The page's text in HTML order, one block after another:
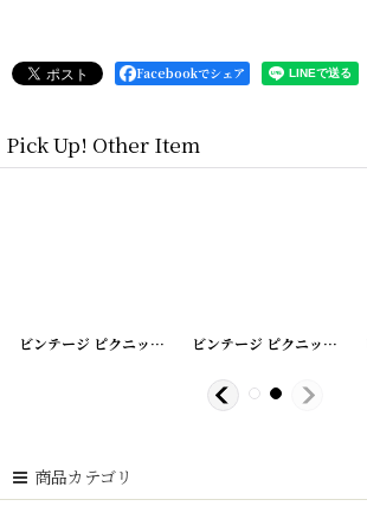
Facebookでシェア
Pick Up! Other Item
2]
[20200408-3]
ビンテージ ピクニックバスケット [20200408-4]
ビンテージ ピクニックバスケット
商品カテゴリ